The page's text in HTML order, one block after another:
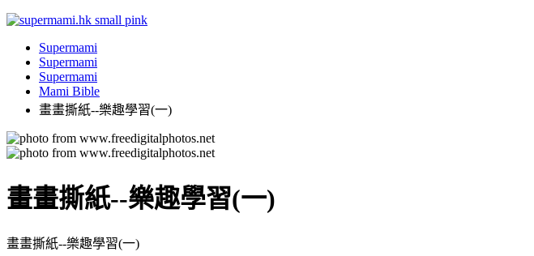
Supermami
Supermami
Supermami
Mami Bible
畫畫撕紙--樂趣學習(一)
畫畫撕紙--樂趣學習(一)
畫畫撕紙--樂趣學習(一)